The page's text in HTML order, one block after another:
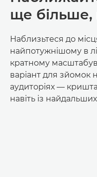
ще більше,
Наблизьтеся до
найпотужнішому в
кратному
варіант для зйомок
аудиторіях —
навіть із